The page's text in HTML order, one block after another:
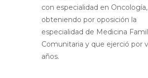
con especialidad en Oncología,
obteniendo por oposición la
especialidad de Medicina
Comunitaria y que ejerció por
años.